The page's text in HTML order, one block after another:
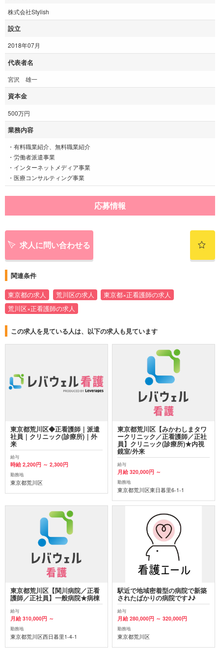
株式会社Stylish
設立
2018年07月
代表者名
宮沢 雄一
資本金
500万円
業務内容
・有料職業紹介、無料職業紹介
・労働者派遣事業
・インターネットメディア事業
・医療コンサルティング事業
応募情報
求人に問い合わせる
関連条件
東京都の求人 荒川区の求人
東京都×正看護師の求人
荒川区×正看護師の求人
この求人を見ている人は、以下の求人も見ています
東京都荒川区◆正看護師｜派遣
社員｜クリニック(診療所)｜外
来
給与
時給 2,200円 ～ 2,300円
勤務地
東京都荒川区
東京都荒川区【みかわしまタワ
ークリニック／正看護師／正社
員】クリニック(診療所)★内視
鏡室/外来
給与
月給 320,000円 ～
勤務地
東京都荒川区東日暮里6-1-1
東京都荒川区【関川病院／正看
護師／正社員】一般病院★病棟
給与
月給 310,000円 ～
勤務地
東京都荒川区西日暮里1-4-1
駅近で地域密着型の病院で新築
されたばかりの病院です♪♪
給与
月給 280,000円 ～ 320,000円
勤務地
東京都荒川区